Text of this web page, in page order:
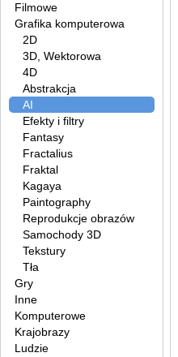
Filmowe
Grafika komputerowa
2D
3D, Wektorowa
4D
Abstrakcja
AI
Efekty i filtry
Fantasy
Fractalius
Fraktal
Kagaya
Paintography
Reprodukcje obrazów
Samochody 3D
Tekstury
Tła
Gry
Inne
Komputerowe
Krajobrazy
Ludzie